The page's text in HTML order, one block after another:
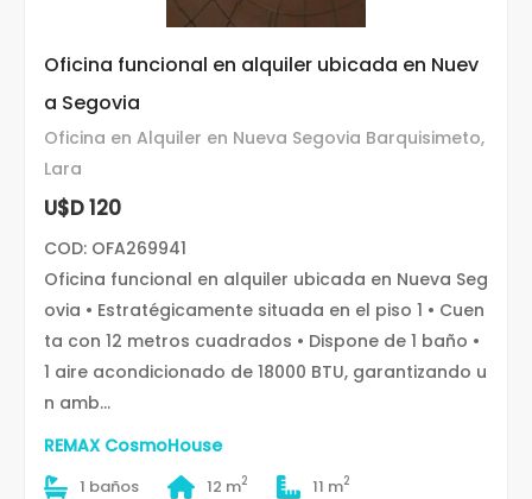
Oficina funcional en alquiler ubicada en Nuev
a Segovia
Oficina en Alquiler en Nueva Segovia Barquisimeto,
Lara
U$D 120
COD: OFA269941
Oficina funcional en alquiler ubicada en Nueva Seg
ovia • Estratégicamente situada en el piso 1 • Cuen
ta con 12 metros cuadrados • Dispone de 1 baño •
1 aire acondicionado de 18000 BTU, garantizando u
n amb...
REMAX CosmoHouse
1 baños 12 m2 11 m2